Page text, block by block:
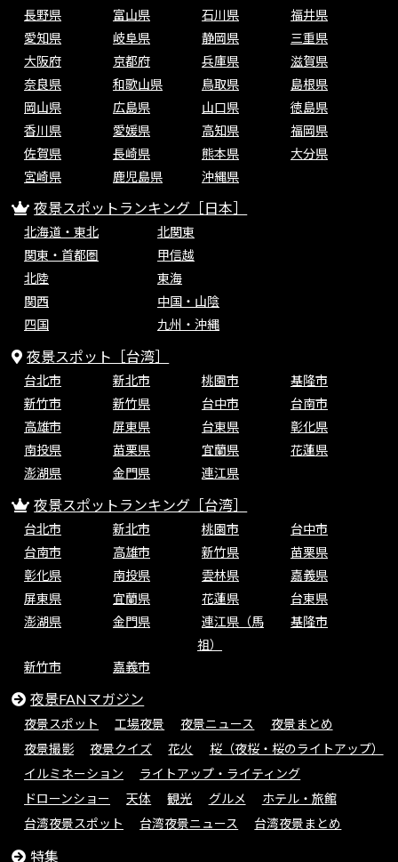
長野県
富山県 石川県
福井県
愛知県
岐阜県 静岡県
三重県
大阪府
京都府 兵庫県
滋賀県
奈良県
和歌山県 鳥取県
島根県
岡山県
広島県 山口県
徳島県
香川県
愛媛県 高知県
福岡県
佐賀県
長崎県 熊本県
大分県
宮崎県
鹿児島県 沖縄県
夜景スポットランキング［日本］
北海道・東北
北関東
関東・首都圏
甲信越
北陸
東海
関西
中国・山陰
四国
九州・沖縄
夜景スポット［台湾］
台北市 新北市 桃園市
基隆市
新竹市
新竹県 台中市
台南市
高雄市
屏東県 台東県
彰化県
南投県
苗栗県 宜蘭県
花蓮県
澎湖県
金門県 連江県
夜景スポットランキング［台湾］
台北市 新北市 桃園市
台中市
台南市
高雄市 新竹県
苗栗県
彰化県
南投県 雲林県
嘉義県
屏東県
宜蘭県 花蓮県
台東県
澎湖県
金門県
連江県（馬
祖）
基隆市
新竹市 嘉義市
夜景FANマガジン
夜景スポット 工場夜景 夜景ニュース
夜景まとめ
夜景撮影
夜景クイズ 花火
桜（夜桜・桜のライトアップ）
イルミネーション
ライトアップ・ライティング
ドローンショー
天体 観光 グルメ
ホテル・旅館
台湾夜景スポット
台湾夜景ニュース 台湾夜景まとめ
特集